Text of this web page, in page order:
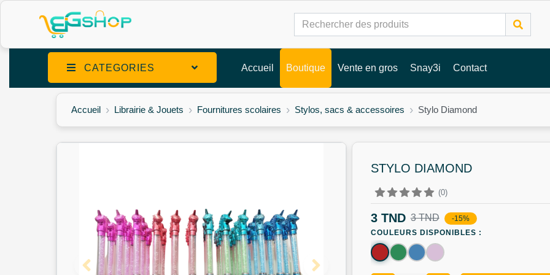
CATEGORIES Accueil Boutique Vente en gros Snay3i Contact
Accueil Librairie & Jouets Fournitures scolaires Stylos, sacs & accessoires Stylo Diamond
STYLO DIAMOND
(0)
3 TND 3 TND
-15%
COULEURS DISPONIBLES :